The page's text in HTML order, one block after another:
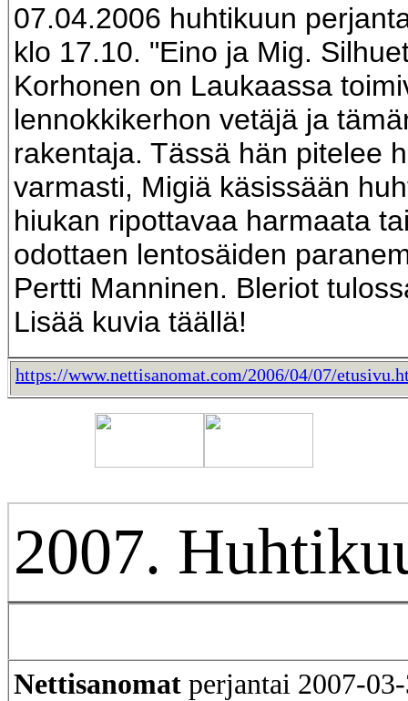
07.04.2006 huhtikuun
klo 17.10. "Eino ja Mig.
Korhonen on Laukaassa
lennokkikerhon vetäjä ja
rakentaja. Tässä hän pitelee
varmasti, Migiä käsissään
hiukan ripottavaa harmaata
odottaen lentosäiden
Pertti Manninen. Bleriot
Lisää kuvia täällä!
https://www.nettisanomat.com/2006/04/07/
2007.
Nettisanomat perjantai 2007-